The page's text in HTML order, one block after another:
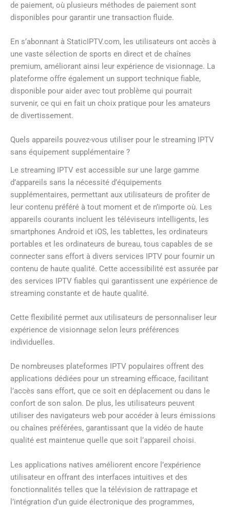
de paiement, où plusieurs méthodes de paiement sont
disponibles pour garantir une transaction fluide.
En s’abonnant à StaticIPTV.com, les utilisateurs ont accès à
une vaste sélection de sports en direct et de chaînes
premium, améliorant ainsi leur expérience de visionnage. La
plateforme offre également un support technique fiable,
disponible pour aider avec tout problème qui pourrait
survenir, ce qui en fait un choix pratique pour les amateurs
de divertissement.
Quels appareils pouvez-vous utiliser pour le streaming IPTV
sans équipement supplémentaire ?
Le streaming IPTV est accessible sur une large gamme
d’appareils sans la nécessité d’équipements
supplémentaires, permettant aux utilisateurs de profiter de
leur contenu préféré à tout moment et de n’importe où. Les
appareils courants incluent les téléviseurs intelligents, les
smartphones Android et iOS, les tablettes, les ordinateurs
portables et les ordinateurs de bureau, tous capables de se
connecter sans effort à divers services IPTV pour fournir un
contenu de haute qualité. Cette accessibilité est assurée par
des services IPTV fiables qui garantissent une expérience de
streaming constante et de haute qualité.
Cette flexibilité permet aux utilisateurs de personnaliser leur
expérience de visionnage selon leurs préférences
individuelles.
De nombreuses plateformes IPTV populaires offrent des
applications dédiées pour un streaming efficace, facilitant
l’accès sans effort, que ce soit en déplacement ou dans le
confort de son salon. De plus, les utilisateurs peuvent
utiliser des navigateurs web pour accéder à leurs émissions
ou chaînes préférées, garantissant que la vidéo de haute
qualité est maintenue quelle que soit l’appareil choisi.
Les applications natives améliorent encore l’expérience
utilisateur en offrant des interfaces intuitives et des
fonctionnalités telles que la télévision de rattrapage et
l’intégration d’un guide électronique des programmes,